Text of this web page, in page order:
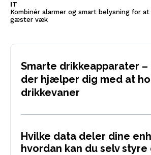
Kombinér alarmer og smart belysning for
gæster væk
IT
Smarte drikkeapparater
der hjælper dig med at
drikkevaner
Hvilke data deler dine
hvordan kan du selv styre